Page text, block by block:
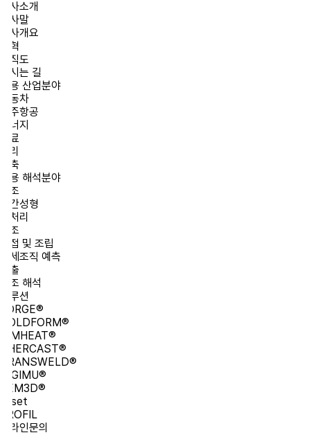
소개
말
개요
도
는 길
산업분야
차
항공
지
해석분야
성형
리
및 조립
조직 예측
해석
션
인문의